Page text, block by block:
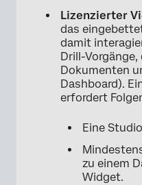
Lizenzierter
das
damit
Drill-
Dokumenten
Dashboard).
erfordert
Eine
zu einem
Widget.